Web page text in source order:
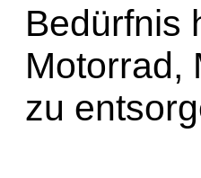
Bedürfnis
Motorrad,
zu